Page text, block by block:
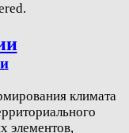
климата
элементов,